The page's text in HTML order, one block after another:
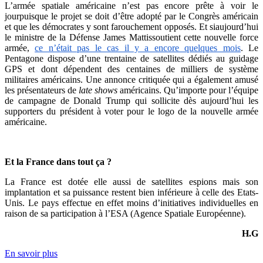
L’armée spatiale américaine n’est pas encore prête à voir le
jourpuisque le projet se doit d’être adopté par le Congrès américain
et que les démocrates y sont farouchement opposés. Et siaujourd’hui
le ministre de la Défense James Mattissoutient cette nouvelle force
armée,ce n’était pas le cas il y a encore quelques mois. Le
Pentagone dispose d’une trentaine de satellites dédiés au guidage
GPS et dont dépendent des centaines de milliers de système
militaires américains. Une annonce critiquée qui a également amusé
les présentateurs de late shows américains. Qu’importe pour l’équipe
de campagne de Donald Trump qui sollicite dès aujourd’hui les
supporters du président à voter pour le logo de la nouvelle armée
américaine.
Et la France dans tout ça ?
La France est dotée elle aussi de satellites espions mais son
implantation et sa puissance restent bien inférieure à celle des Etats-
Unis. Le pays effectue en effet moins d’initiatives individuelles en
raison de sa participation à l’ESA (Agence Spatiale Européenne).
H.G
En savoir plus